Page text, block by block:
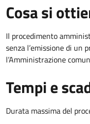
Cosa si
Il procedimento
senza l’emissione di un
l’Amministrazione
Tempi e
Durata massima del